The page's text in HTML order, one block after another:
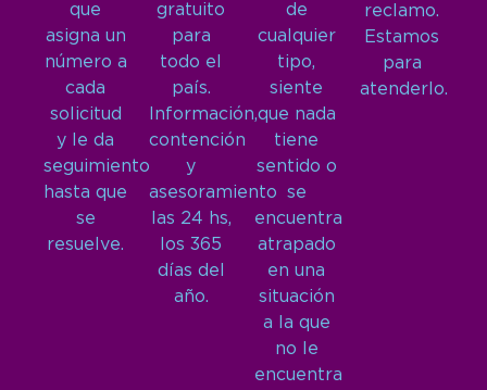
que
asigna un
número a
cada
solicitud
y le da
seguimiento
hasta que
se
resuelve.
gratuito
para
todo el
país.
Información,
contención
y
asesoramiento
las 24 hs,
los 365
días del
año.
de
cualquier
tipo,
siente
que nada
tiene
sentido o
se
encuentra
atrapado
en una
situación
a la que
no le
encuentra
reclamo.
Estamos
para
atenderlo.